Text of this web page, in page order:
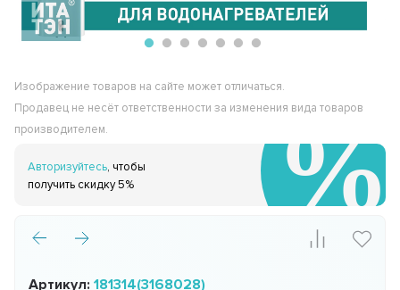
Изображение товаров на сайте может отличаться.
Продавец не несёт ответственности за изменения вида товаров
производителем.
Авторизуйтесь, чтобы
получить скидку 5%
Артикул:181314(3168028)